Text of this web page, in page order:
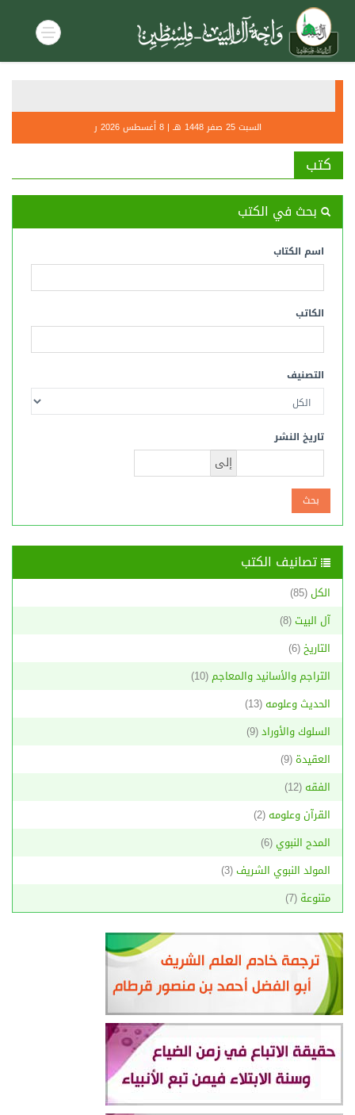
أحكام
السبت 25 صفر 1448 هـ | 8 أغسطس 2026 ر
كتب
بحث في الكتب
اسم الكتاب
الكاتب
التصنيف
تاريخ النشر
إلى
تصانيف الكتب
الكل(85)
آل البيت(8)
التاريخ(6)
التراجم والأسانيد والمعاجم(10)
الحديث وعلومه (13)
السلوك والأوراد(9)
العقيدة(9)
الفقه (12)
القرآن وعلومه (2)
المدح النبوي(6)
المولد النبوي الشريف(3)
متنوعة (7)